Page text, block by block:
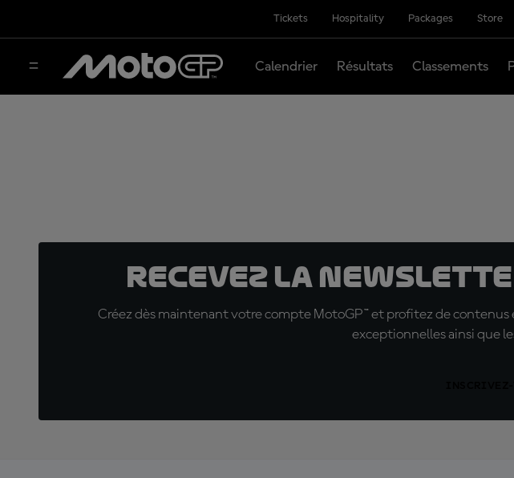
Tickets Hospitality Packages Store
Calendrier Résultats Classements
Recevez la
Créez dès maintenant votre compte MotoGP™ et profitez de
exceptionnelles ainsi que